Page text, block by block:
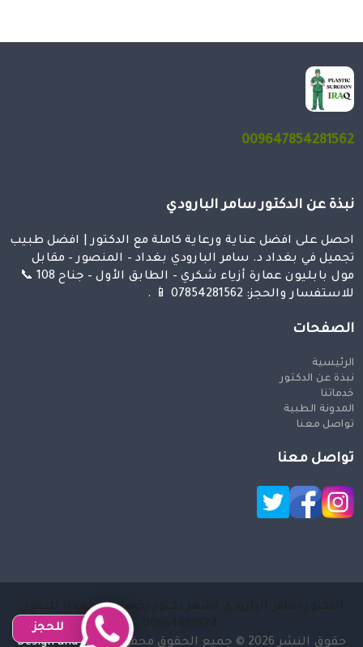
009647854281562
نبذة عن الدكتور سامر البارودي
احصل على افضل عناية ورعاية كاملة مع الدكتور | افضل طبيب
تجميل في بغداد د. سامر البارودي بغداد – المنصور – مقابل
مول بابليون عمارة أزياء شكري – الطابق الأول – جناح 108 📞
للاستفسار والحجز: 07854281562 📱 .
الصفحات
الرئيسية
نبذة عن الدكتور
خدماتنا
المدونة الطبية
تواصل معنا
تواصل معنا
الدكتور سامر البارودي اشهر دكتور تجميل في بغداد تليفون
حقوق النشر 2026 © جميع الحقوق محفوظة
Design and SEO
للحجز